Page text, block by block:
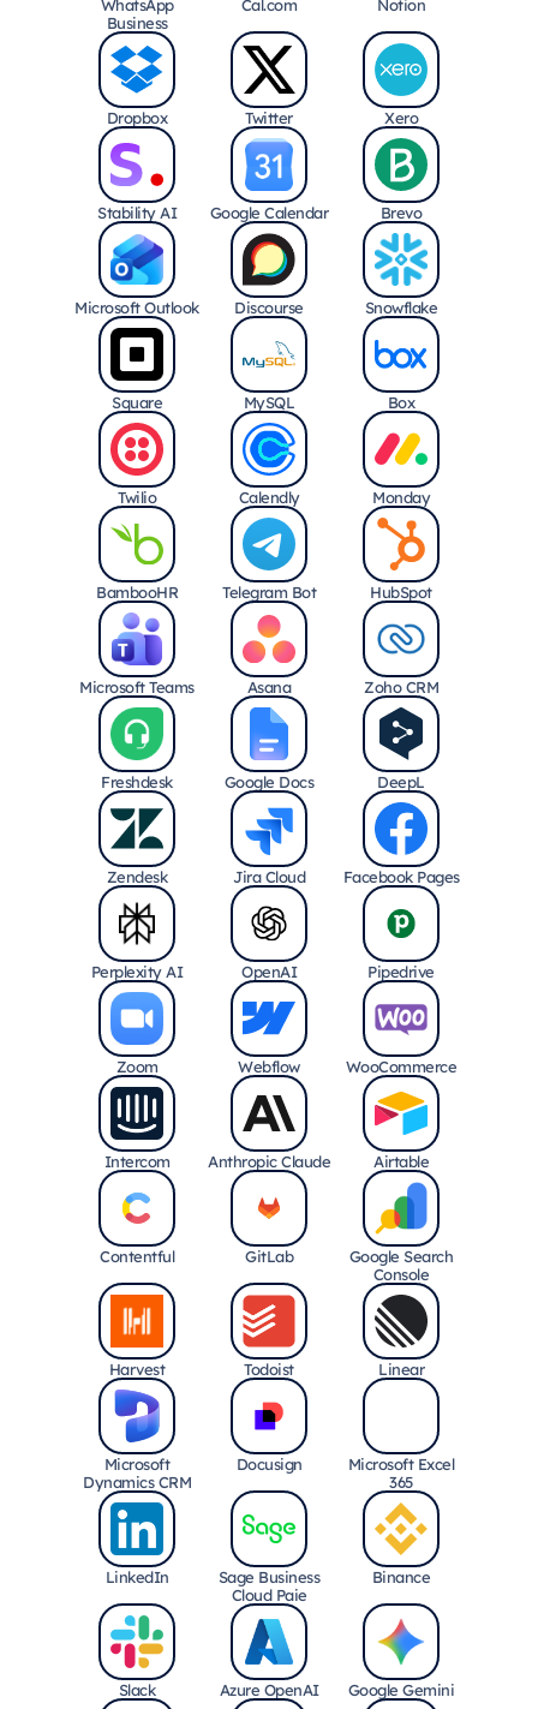
WhatsApp
Business
Cal.com Notion
Dropbox Twitter Xero
Stability AI Google Calendar Brevo
Microsoft Outlook Discourse Snowflake
Square MySQL Box
Twilio Calendly Monday
BambooHR Telegram Bot HubSpot
Microsoft Teams Asana Zoho CRM
Freshdesk Google Docs DeepL
Zendesk Jira Cloud Facebook Pages
Perplexity AI OpenAI Pipedrive
Zoom Webflow WooCommerce
Intercom Anthropic Claude Airtable
Contentful GitLab
Google Search
Console
Harvest Todoist Linear
Microsoft
Dynamics CRM
Docusign
Microsoft Excel
365
LinkedIn
Sage Business
Cloud Paie
Binance
Slack Azure OpenAI Google Gemini